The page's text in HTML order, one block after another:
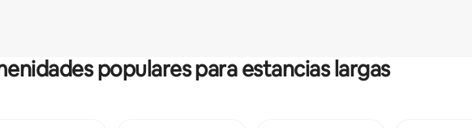
populares para estancias largas